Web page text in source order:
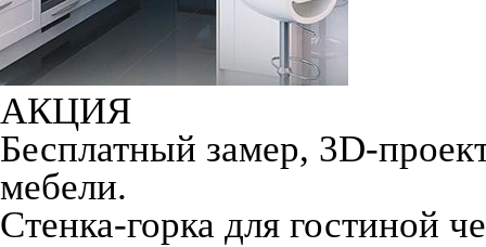
АКЦИЯ
Бесплатный замер, 3D-
мебели.
Стенка-горка для гостиной